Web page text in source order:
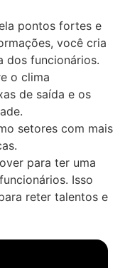
pontos fortes e
você cria
dos funcionários.
o clima
de saída e os
setores com mais
para ter uma
Isso
reter talentos e